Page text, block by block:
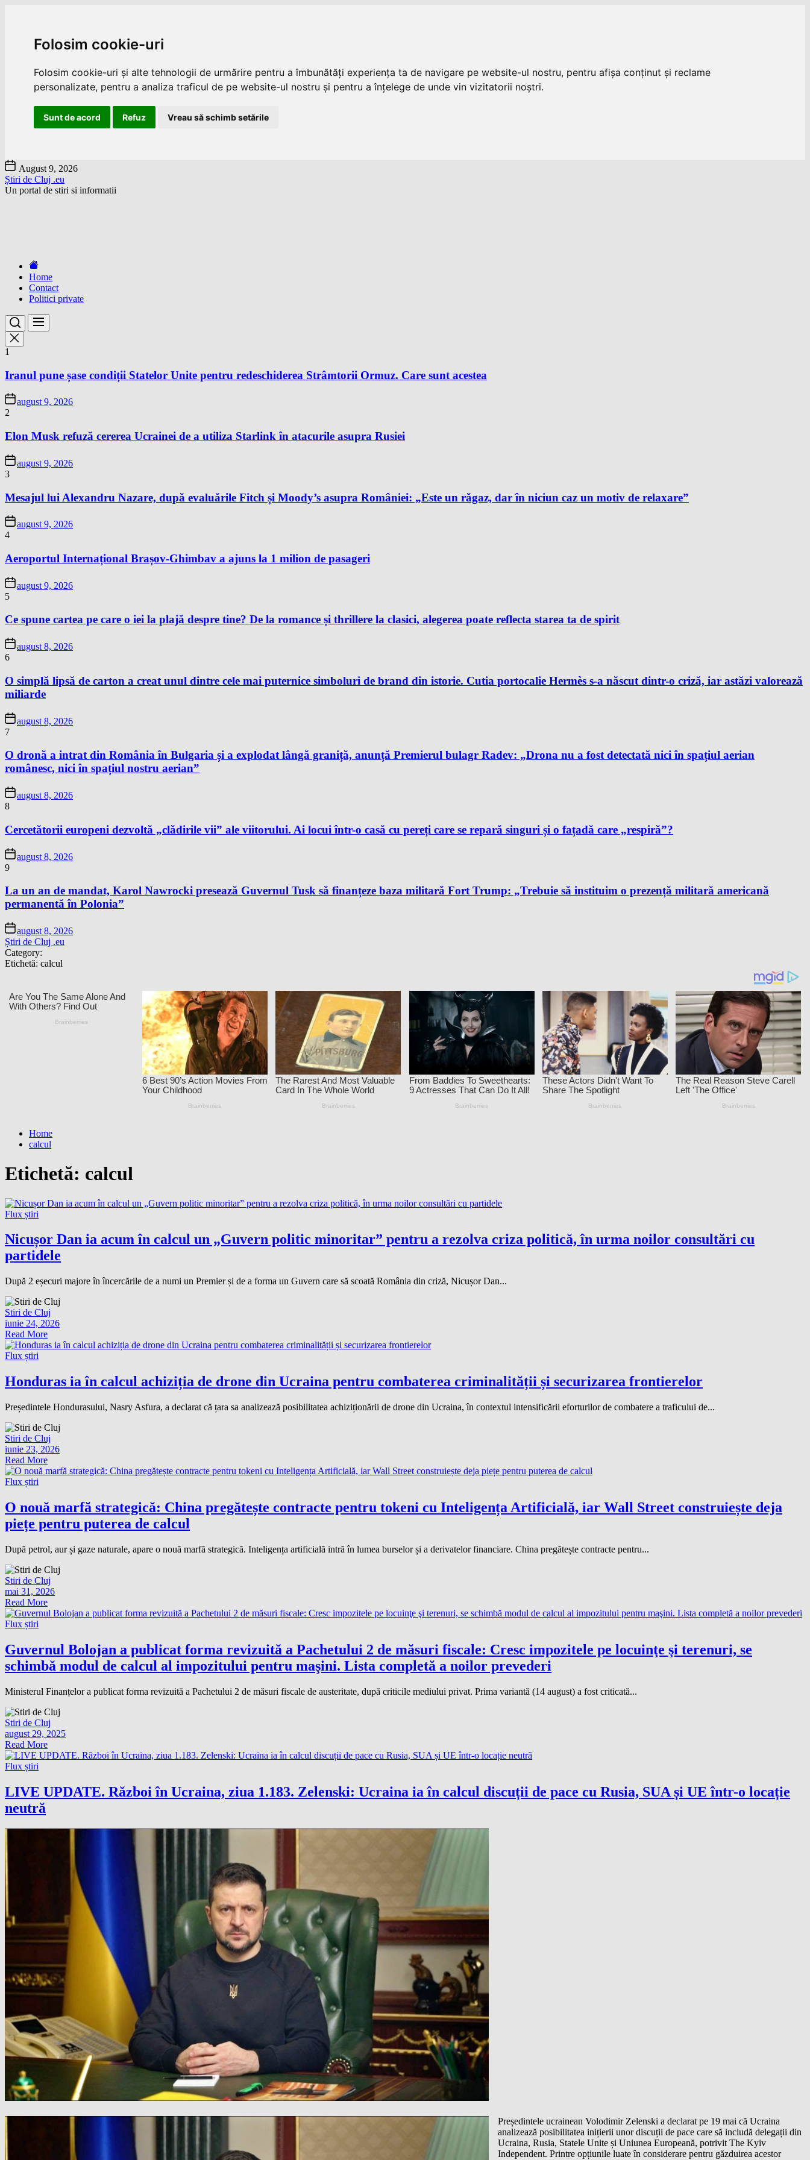
Folosim cookie-uri
Folosim cookie-uri și alte tehnologii de urmărire pentru a îmbunătăți experiența ta de navigare pe website-ul nostru, pentru afișa conținut și reclame
personalizate, pentru a analiza traficul de pe website-ul nostru și pentru a înțelege de unde vin vizitatorii noștri.
Sunt de acord Refuz Vreau să schimb setările
Skip
to
the
content
August 9, 2026
Știri de Cluj .eu
Un portal de stiri si informatii
Home
Contact
Politici private
1
Iranul pune șase condiții Statelor Unite pentru redeschiderea Strâmtorii Ormuz. Care sunt acestea
august 9, 2026
2
Elon Musk refuză cererea Ucrainei de a utiliza Starlink în atacurile asupra Rusiei
august 9, 2026
3
Mesajul lui Alexandru Nazare, după evaluările Fitch și Moody’s asupra României: „Este un răgaz, dar în niciun caz un motiv de relaxare”
august 9, 2026
4
Aeroportul Internațional Brașov-Ghimbav a ajuns la 1 milion de pasageri
august 9, 2026
5
Ce spune cartea pe care o iei la plajă despre tine? De la romance și thrillere la clasici, alegerea poate reflecta starea ta de spirit
august 8, 2026
6
O simplă lipsă de carton a creat unul dintre cele mai puternice simboluri de brand din istorie. Cutia portocalie Hermès s-a născut dintr-o criză, iar astăzi valorează
miliarde
august 8, 2026
7
O dronă a intrat din România în Bulgaria și a explodat lângă graniță, anunță Premierul bulagr Radev: „Drona nu a fost detectată nici în spațiul aerian
românesc, nici în spațiul nostru aerian”
august 8, 2026
8
Cercetătorii europeni dezvoltă „clădirile vii” ale viitorului. Ai locui într-o casă cu pereți care se repară singuri și o fațadă care „respiră”?
august 8, 2026
9
La un an de mandat, Karol Nawrocki presează Guvernul Tusk să finanțeze baza militară Fort Trump: „Trebuie să instituim o prezență militară americană
permanentă în Polonia”
august 8, 2026
Știri de Cluj .eu
Category:
Etichetă: calcul
Home
calcul
Etichetă: calcul
Flux știri
Nicușor Dan ia acum în calcul un „Guvern politic minoritar” pentru a rezolva criza politică, în urma noilor consultări cu
partidele
După 2 eșecuri majore în încercările de a numi un Premier și de a forma un Guvern care să scoată România din criză, Nicușor Dan...
Stiri de Cluj
iunie 24, 2026
Read More
Flux știri
Honduras ia în calcul achiziția de drone din Ucraina pentru combaterea criminalității și securizarea frontierelor
Președintele Hondurasului, Nasry Asfura, a declarat că țara sa analizează posibilitatea achiziționării de drone din Ucraina, în contextul intensificării eforturilor de combatere a traficului de...
Stiri de Cluj
iunie 23, 2026
Read More
Flux știri
O nouă marfă strategică: China pregătește contracte pentru tokeni cu Inteligența Artificială, iar Wall Street construiește deja
piețe pentru puterea de calcul
După petrol, aur și gaze naturale, apare o nouă marfă strategică. Inteligența artificială intră în lumea burselor și a derivatelor financiare. China pregătește contracte pentru...
Stiri de Cluj
mai 31, 2026
Read More
Flux știri
Guvernul Bolojan a publicat forma revizuită a Pachetului 2 de măsuri fiscale: Cresc impozitele pe locuinţe şi terenuri, se
schimbă modul de calcul al impozitului pentru maşini. Lista completă a noilor prevederi
Ministerul Finanțelor a publicat forma revizuită a Pachetului 2 de măsuri fiscale de austeritate, după criticile mediului privat. Prima variantă (14 august) a fost criticată...
Stiri de Cluj
august 29, 2025
Read More
Flux știri
LIVE UPDATE. Război în Ucraina, ziua 1.183. Zelenski: Ucraina ia în calcul discuții de pace cu Rusia, SUA și UE într-o locație
neutră
Președintele ucrainean Volodimir Zelenski a declarat pe 19 mai că Ucraina
analizează posibilitatea inițierii unor discuții de pace care să includă delegații din
Ucraina, Rusia, Statele Unite și Uniunea Europeană, potrivit The Kyiv
Independent. Printre opțiunile luate în considerare pentru găzduirea acestor